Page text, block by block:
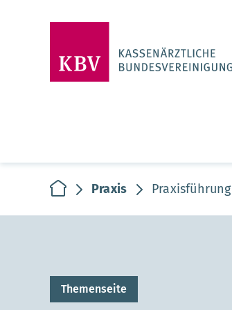
zur Startseite
Praxis Praxisführung
Themenseite